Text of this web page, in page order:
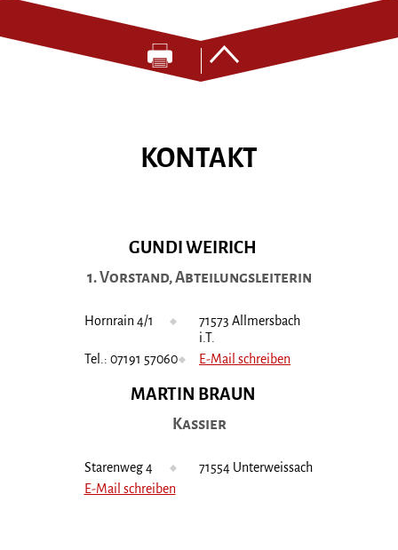
KONTAKT
GUNDI WEIRICH
1. Vorstand, Abteilungsleiterin
Hornrain 4/1
71573 Allmersbach
i.T.
Tel.: 07191 57060
E-Mail schreiben
MARTIN BRAUN
Kassier
Starenweg 4
71554 Unterweissach
E-Mail schreiben